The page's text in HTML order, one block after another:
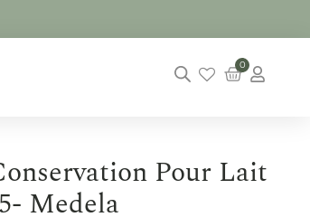
0
Pour Lait
Medela